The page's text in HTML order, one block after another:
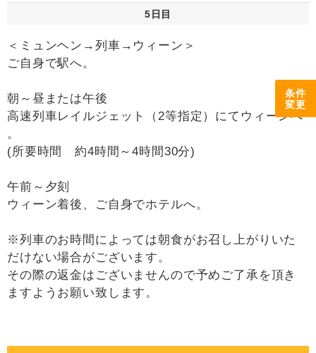
条件
変更
5日目
＜ミュンヘン→列車→ウィーン＞
ご自身で駅へ。
朝～昼または午後
高速列車レイルジェット（2等指定）にてウィーンへ
。
(所要時間 約4時間～4時間30分)
午前～夕刻
ウィーン着後、ご自身でホテルへ。
※列車のお時間によっては朝食がお召し上がりいた
だけない場合がございます。
その際の返金はございませんので予めご了承を頂き
ますようお願い致します。